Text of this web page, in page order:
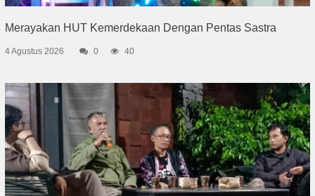
Merayakan HUT Kemerdekaan Dengan Pentas Sastra
4 Agustus 2026 0 40